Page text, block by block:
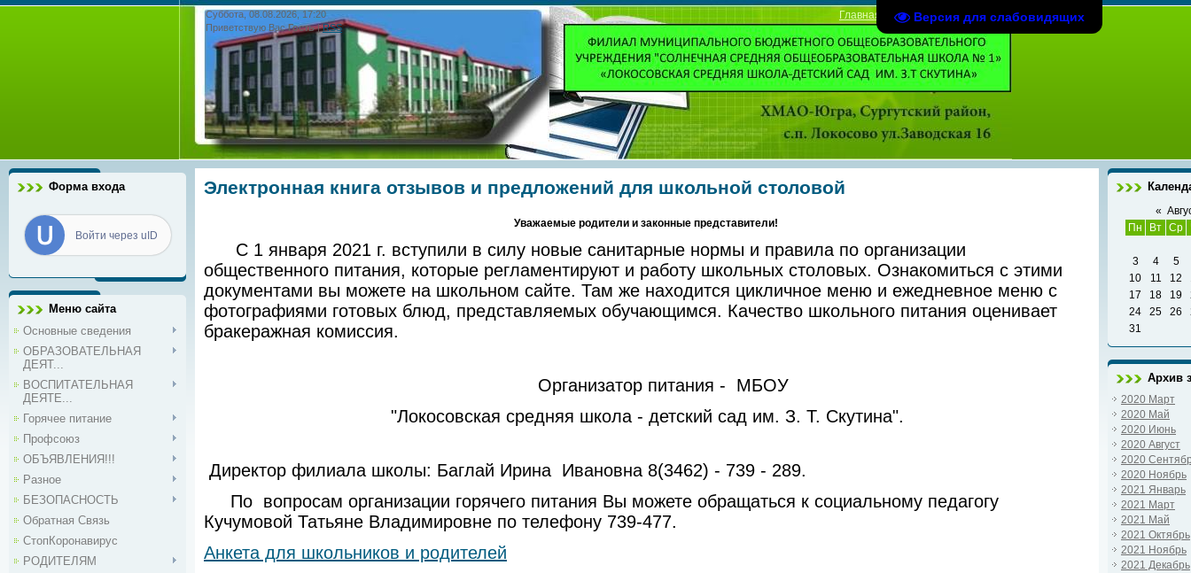
Версия для слабовидящих
Суббота, 08.08.2026, 17:20
Приветствую Вас Гость|RSS
Главная Регистрация| Вход
Форма входа
Войти через uID
Меню сайта
Основные сведения
ОБРАЗОВАТЕЛЬНАЯ
ДЕЯТ...
ВОСПИТАТЕЛЬНАЯ
ДЕЯТЕ...
Горячее питание
Профсоюз
ОБЪЯВЛЕНИЯ!!!
Разное
БЕЗОПАСНОСТЬ
Обратная Связь
СтопКоронавирус
РОДИТЕЛЯМ
Электронная книга отзывов и предложений для школьной столовой
Уважаемые родители и законные представители!
С 1 января 2021 г. вступили в силу новые санитарные нормы и правила по организации
общественного питания, которые регламентируют и работу школьных столовых. Ознакомиться с этими
документами вы можете на школьном сайте. Там же находится цикличное меню и ежедневное меню с
фотографиями готовых блюд, представляемых обучающимся. Качество школьного питания оценивает
бракеражная комиссия.
Организатор питания - МБОУ
"Локосовская средняя школа - детский сад им. З. Т. Скутина".
Директор филиала школы: Баглай Ирина Ивановна 8(3462) - 739 - 289.
По вопросам организации горячего питания Вы можете обращаться к социальному педагогу
Кучумовой Татьяне Владимировне по телефону 739-477.
Анкета для школьников и родителей
«
Пн
Вт Ср
3 4
5
10
11 12
17
18 19
24
25 26
31
Архив
2020 Март
2020 Май
2020 Июнь
2020 Август
2020
2020 Ноябрь
2021 Январь
2021 Март
2021 Май
2021 Октябрь
2021 Ноябрь
2021 Декабрь